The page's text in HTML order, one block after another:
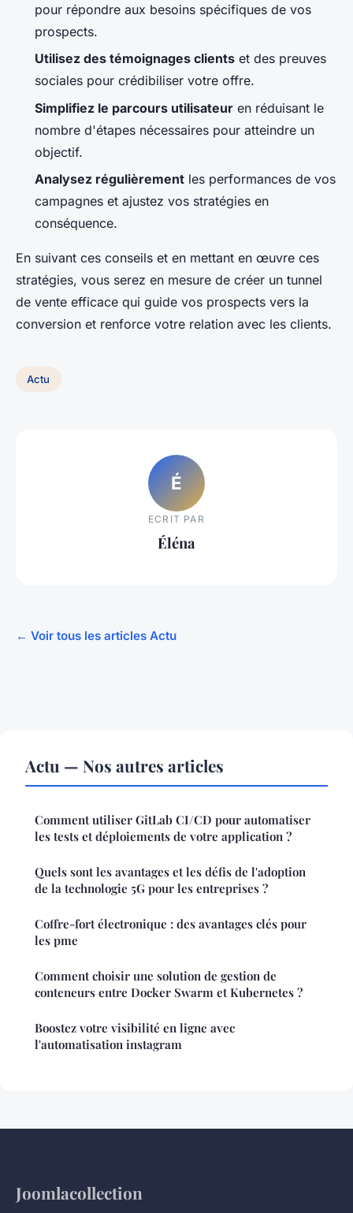
pour répondre aux besoins spécifiques de vos
prospects.
Utilisez des témoignages clients et des preuves
sociales pour crédibiliser votre offre.
Simplifiez le parcours utilisateur en réduisant le
nombre d'étapes nécessaires pour atteindre un
objectif.
Analysez régulièrement les performances de vos
campagnes et ajustez vos stratégies en
conséquence.
En suivant ces conseils et en mettant en œuvre ces
stratégies, vous serez en mesure de créer un tunnel
de vente efficace qui guide vos prospects vers la
conversion et renforce votre relation avec les clients.
Actu
É
ECRIT PAR
Éléna
← Voir tous les articles Actu
Actu — Nos autres articles
Comment utiliser GitLab CI/CD pour automatiser
les tests et déploiements de votre application ?
Quels sont les avantages et les défis de l'adoption
de la technologie 5G pour les entreprises ?
Coffre-fort électronique : des avantages clés pour
les pme
Comment choisir une solution de gestion de
conteneurs entre Docker Swarm et Kubernetes ?
Boostez votre visibilité en ligne avec
l'automatisation instagram
Joomlacollection